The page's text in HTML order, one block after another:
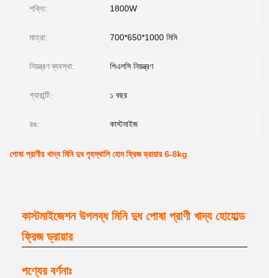
শক্তি: 1800W
মাত্রা: 700*650*1000 মিমি
নিয়ন্ত্রণ ব্যবস্থা: পিএলসি নিয়ন্ত্রণ
গ্যারান্টি: ১ বছর
রঙ: কাস্টমাইজ
পোষা প্রাণীর খাদ্য মিনি দুধ গৃহস্থালি হোম ফ্রিজ ড্রায়ার 6-8kg
কাস্টমাইজেশন উপলব্ধ মিনি দুধ পোষা প্রাণী খাদ্য হোহোল্ড
ফ্রিজ ড্রায়ার
পণ্যের বর্ণনাঃ